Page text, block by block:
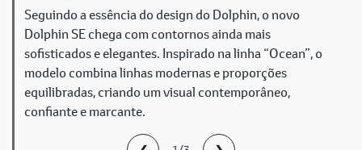
Seguindo a essência do design do Dolphin, o novo
Dolphin SE chega com contornos ainda mais
sofisticados e elegantes. Inspirado na linha “Ocean”, o
modelo combina linhas modernas e proporções
equilibradas, criando um visual contemporâneo,
confiante e marcante.